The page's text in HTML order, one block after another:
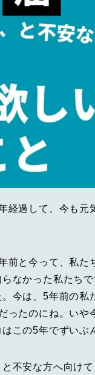
経過して、今も
前と今って、私
なかった私たち
今は、5年前の私
ったのにね。いや
この5年でずいぶ
不安な方へ向け